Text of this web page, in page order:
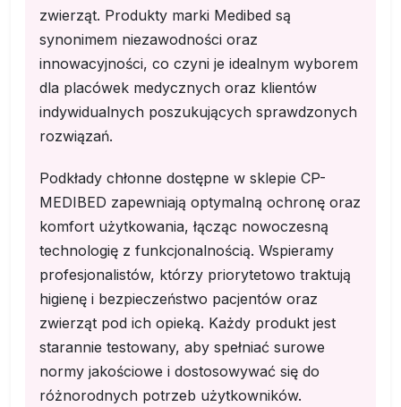
zwierząt. Produkty marki Medibed są
synonimem niezawodności oraz
innowacyjności, co czyni je idealnym wyborem
dla placówek medycznych oraz klientów
indywidualnych poszukujących sprawdzonych
rozwiązań.
Podkłady chłonne dostępne w sklepie CP-
MEDIBED zapewniają optymalną ochronę oraz
komfort użytkowania, łącząc nowoczesną
technologię z funkcjonalnością. Wspieramy
profesjonalistów, którzy priorytetowo traktują
higienę i bezpieczeństwo pacjentów oraz
zwierząt pod ich opieką. Każdy produkt jest
starannie testowany, aby spełniać surowe
normy jakościowe i dostosowywać się do
różnorodnych potrzeb użytkowników.